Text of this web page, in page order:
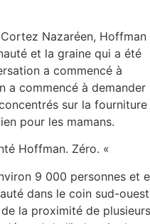
Nazaréen, Hoffman
et la graine qui a été
a commencé à
a commencé à demander
sur la fourniture
pour les mamans.
Hoffman. Zéro. «
9 000 personnes et
dans le coin sud-ouest
la proximité de plusieurs